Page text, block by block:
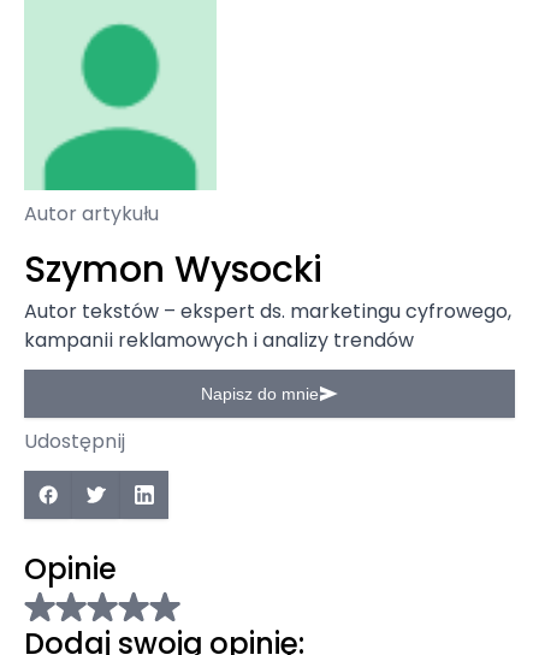
Autor artykułu
Szymon Wysocki
Autor tekstów – ekspert ds. marketingu cyfrowego,
kampanii reklamowych i analizy trendów
Napisz do mnie
Udostępnij
Opinie
Dodaj swoją opinię: